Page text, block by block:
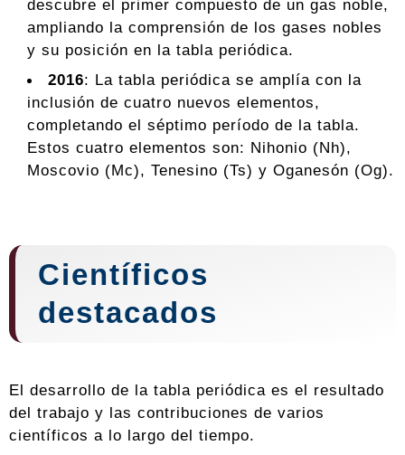
descubre el primer compuesto de un gas noble,
ampliando la comprensión de los gases nobles
y su posición en la tabla periódica.
2016: La tabla periódica se amplía con la
inclusión de cuatro nuevos elementos,
completando el séptimo período de la tabla.
Estos cuatro elementos son: Nihonio (Nh),
Moscovio (Mc), Tenesino (Ts) y Oganesón (Og).
Científicos
destacados
El desarrollo de la tabla periódica es el resultado
del trabajo y las contribuciones de varios
científicos a lo largo del tiempo.